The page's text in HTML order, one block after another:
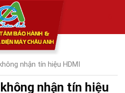
nhận tín hiệu HDMI
nhận tín hiệu